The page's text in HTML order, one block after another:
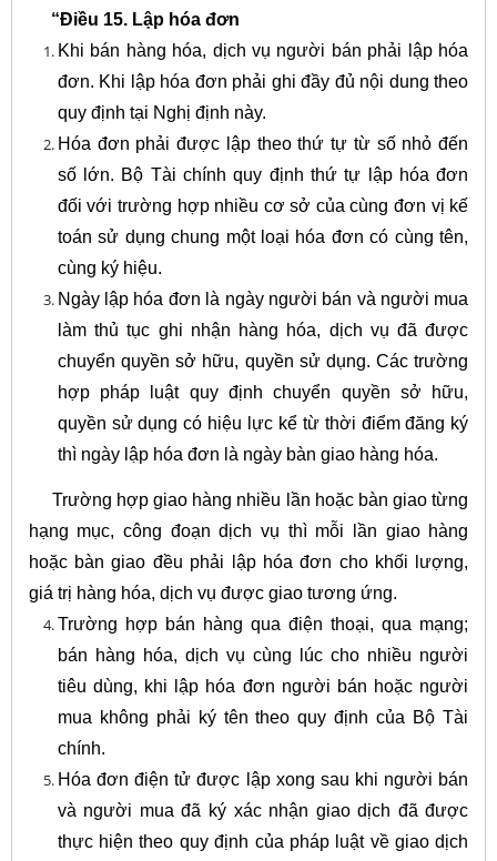
“Điều 15. Lập hóa đơn
Khi bán hàng hóa, dịch vụ người bán phải lập hóa
đơn. Khi lập hóa đơn phải ghi đầy đủ nội dung theo
quy định tại Nghị định này.
Hóa đơn phải được lập theo thứ tự từ số nhỏ đến
số lớn. Bộ Tài chính quy định thứ tự lập hóa đơn
đối với trường hợp nhiều cơ sở của cùng đơn vị kế
toán sử dụng chung một loại hóa đơn có cùng tên,
cùng ký hiệu.
Ngày lập hóa đơn là ngày người bán và người mua
làm thủ tục ghi nhận hàng hóa, dịch vụ đã được
chuyển quyền sở hữu, quyền sử dụng. Các trường
hợp pháp luật quy định chuyển quyền sở hữu,
quyền sử dụng có hiệu lực kể từ thời điểm đăng ký
thì ngày lập hóa đơn là ngày bàn giao hàng hóa.
Trường hợp giao hàng nhiều lần hoặc bàn giao từng
hạng mục, công đoạn dịch vụ thì mỗi lần giao hàng
hoặc bàn giao đều phải lập hóa đơn cho khối lượng,
giá trị hàng hóa, dịch vụ được giao tương ứng.
Trường hợp bán hàng qua điện thoại, qua mạng;
bán hàng hóa, dịch vụ cùng lúc cho nhiều người
tiêu dùng, khi lập hóa đơn người bán hoặc người
mua không phải ký tên theo quy định của Bộ Tài
chính.
Hóa đơn điện tử được lập xong sau khi người bán
và người mua đã ký xác nhận giao dịch đã được
thực hiện theo quy định của pháp luật về giao dịch